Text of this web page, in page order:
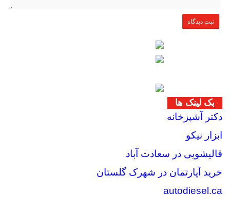
بک لینک ها
دکتر آشپزخانه
ابزار نیکو
قالیشویی در سعادت آباد
خرید آپارتمان در شهرک گلستان
autodiesel.ca